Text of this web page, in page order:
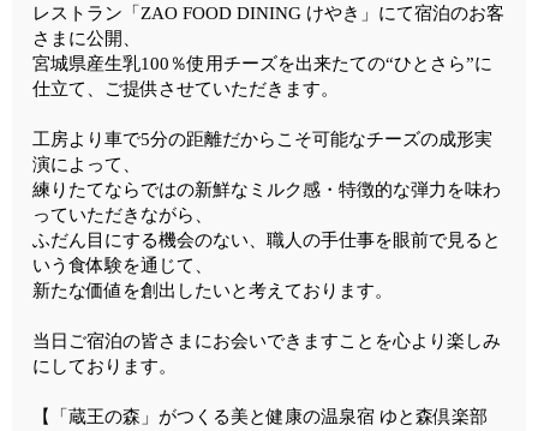
レストラン「ZAO FOOD DINING けやき」にて宿泊のお客
さまに公開、
宮城県産生乳100％使用チーズを出来たての“ひとさら”に
仕立て、ご提供させていただきます。
工房より車で5分の距離だからこそ可能なチーズの成形実
演によって、
練りたてならではの新鮮なミルク感・特徴的な弾力を味わ
っていただきながら、
ふだん目にする機会のない、職人の手仕事を眼前で見ると
いう食体験を通じて、
新たな価値を創出したいと考えております。
当日ご宿泊の皆さまにお会いできますことを心より楽しみ
にしております。
【「蔵王の森」がつくる美と健康の温泉宿 ゆと森倶楽部